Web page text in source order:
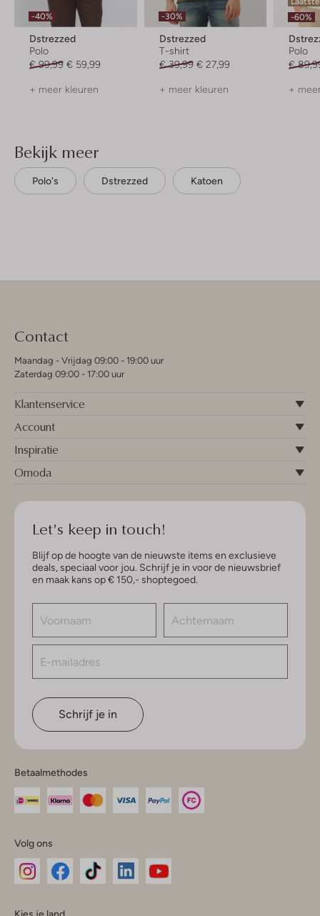
-40%
Dstrezzed
Polo
€ 99,99 € 59,99
+ meer kleuren
-30%
Dstrezzed
T-shirt
€ 39,99 € 27,99
+ meer kleuren
-60%
Polo
€
+
Bekijk meer
Polo's Dstrezzed Katoen
Contact
Maandag - Vrijdag 09:00 - 19:00 uur
Zaterdag 09:00 - 17:00 uur
Klantenservice
Account
Inspiratie
Omoda
Let's keep in touch!
Blijf op de hoogte van de nieuwste items en exclusieve
deals, speciaal voor jou. Schrijf je in voor de nieuwsbrief
en maak kans op € 150,- shoptegoed.
Schrijf je in
Betaalmethodes
Volg ons